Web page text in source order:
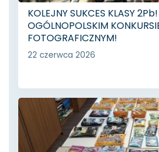
KOLEJNY SUKCES KLASY
OGÓLNOPOLSKIM
FOTOGRAFICZNYM!
22 czerwca 2026